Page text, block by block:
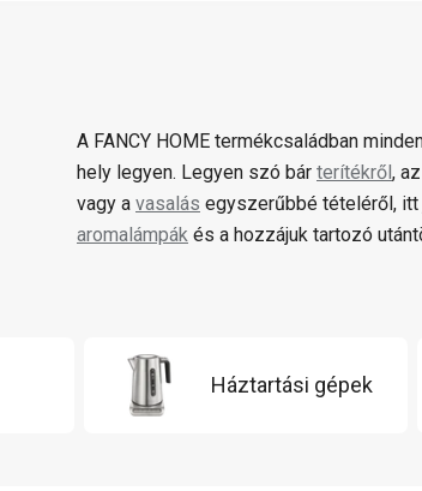
A FANCY HOME termékcsaládban
hely legyen. Legyen szó bár terítékről, az
vagy a vasalás egyszerűbbé tételéről, itt
aromalámpák és a hozzájuk tartozó
Háztartási gépek